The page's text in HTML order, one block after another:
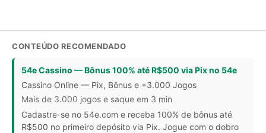
CONTEÚDO RECOMENDADO
54e Cassino — Bônus 100% até R$500 via Pix no 54e
Cassino Online — Pix, Bônus e +3.000 Jogos
Mais de 3.000 jogos e saque em 3 min
Cadastre-se no 54e.com e receba 100% de bônus até
R$500 no primeiro depósito via Pix. Jogue com o dobro